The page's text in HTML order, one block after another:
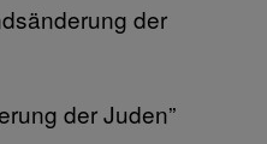
der
der Juden”